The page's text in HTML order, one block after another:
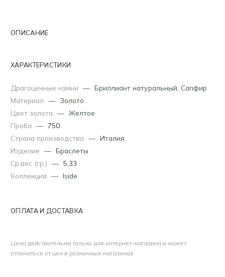
ОПИСАНИЕ
ХАРАКТЕРИСТИКИ
Драгоценные камни — Бриллиант натуральный Сапфир
Материал — Золото
Цвет золота — Желтое
Проба — 750
Страна производства — Италия
Изделие — Браслеты
Ср.вес (гр.) — 5,33
Коллекция — Iside
ОПЛАТА И ДОСТАВКА
Цена действительна только для интернет-магазина и может
отличаться от цен в розничных магазинах.